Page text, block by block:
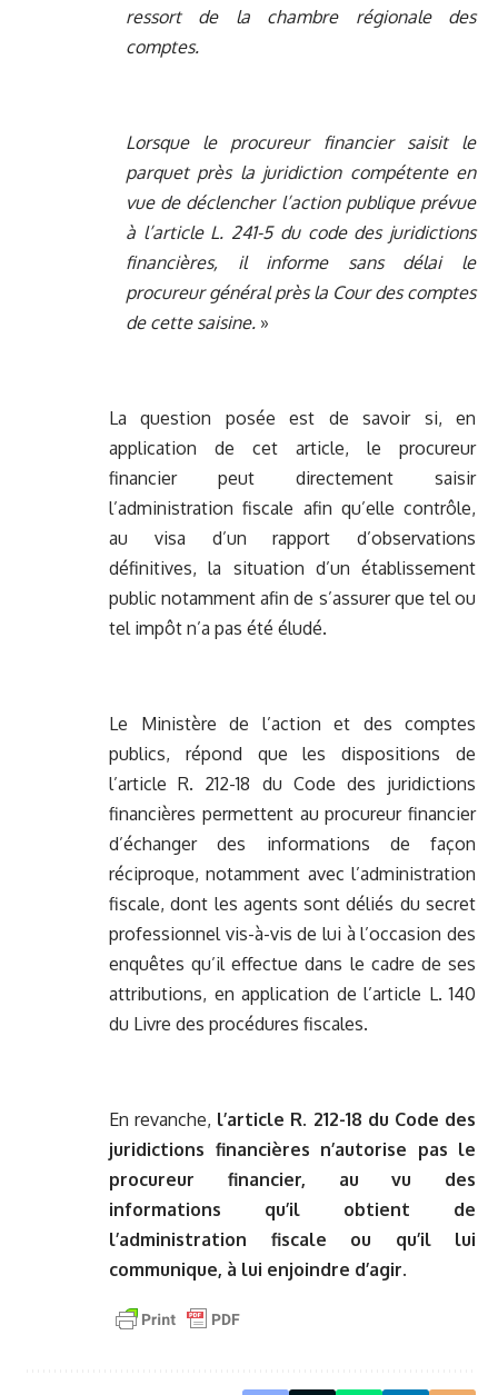
ressort de la chambre régionale des
comptes.
Lorsque le procureur financier saisit le
parquet près la juridiction compétente en
vue de déclencher l’action publique prévue
à l’article L. 241-5 du code des juridictions
financières, il informe sans délai le
procureur général près la Cour des comptes
de cette saisine. »
La question posée est de savoir si, en
application de cet article, le procureur
financier peut directement saisir
l’administration fiscale afin qu’elle contrôle,
au visa d’un rapport d’observations
définitives, la situation d’un établissement
public notamment afin de s’assurer que tel ou
tel impôt n’a pas été éludé.
Le Ministère de l’action et des comptes
publics, répond que les dispositions de
l’article R. 212-18 du Code des juridictions
financières permettent au procureur financier
d’échanger des informations de façon
réciproque, notamment avec l’administration
fiscale, dont les agents sont déliés du secret
professionnel vis-à-vis de lui à l’occasion des
enquêtes qu’il effectue dans le cadre de ses
attributions, en application de l’article L. 140
du Livre des procédures fiscales.
En revanche, l’article R. 212-18 du Code des
juridictions financières n’autorise pas le
procureur financier, au vu des
informations qu’il obtient de
l’administration fiscale ou qu’il lui
communique, à lui enjoindre d’agir.